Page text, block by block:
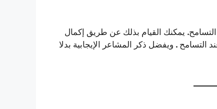
. يمكنك القيام بذلك عن طريق إكمال
التسامح . ويفضل ذكر المشاعر الإيجابية بدلا